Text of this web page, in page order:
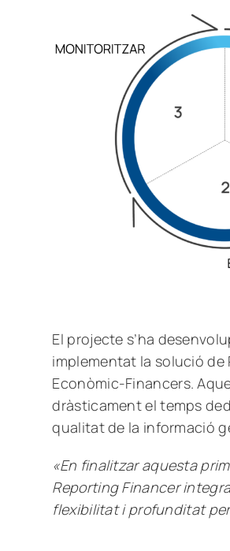
El projecte s’ha
implementat la solució de
Econòmic-Financers.
dràsticament el temps
qualitat de la informació
«En finalitzar aquesta
Reporting Financer
flexibilitat i profunditat